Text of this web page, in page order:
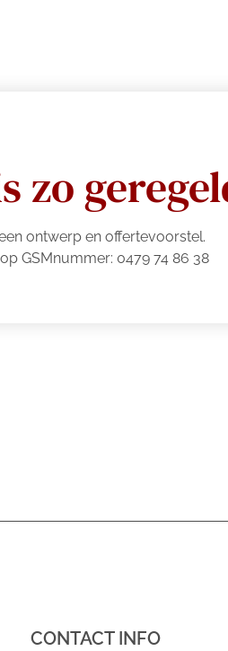
zo
ontwerp en offertevoorstel.
GSMnummer: 0479 74 86 38
CONTACT INFO